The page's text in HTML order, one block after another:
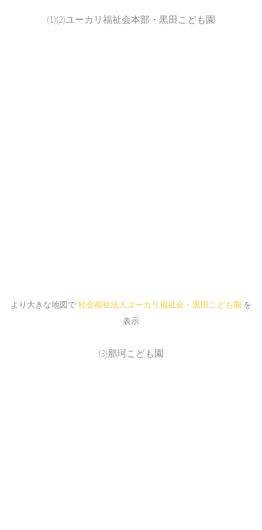
(1)(2)ユーカリ福祉会本部・黒田こども園
より大きな地図で社会福祉法人ユーカリ福祉会・黒田こども園 を
表示
(3)那珂こども園